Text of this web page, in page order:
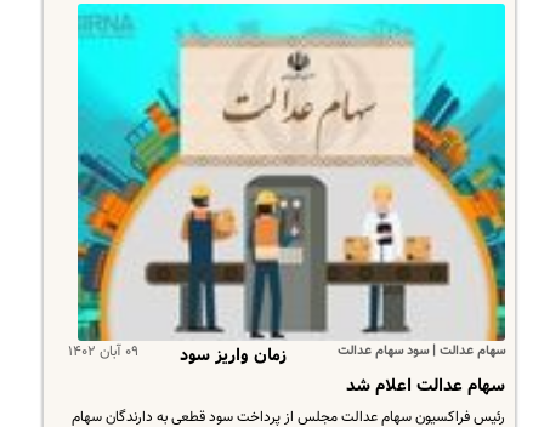
سهام عدالت | سود سهام عدالت ۰۹ آبان ۱۴۰۲
زمان واریز سود
سهام عدالت اعلام شد
رئیس فراکسیون سهام عدالت مجلس از پرداخت سود قطعی به دارندگان سهام